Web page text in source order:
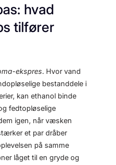
hvad
tilfører
ekspres. Hvor vand
bestanddele i
kan ethanol binde
fedtopløselige
igen, når væsken
et par dråber
på samme
låget til en gryde og